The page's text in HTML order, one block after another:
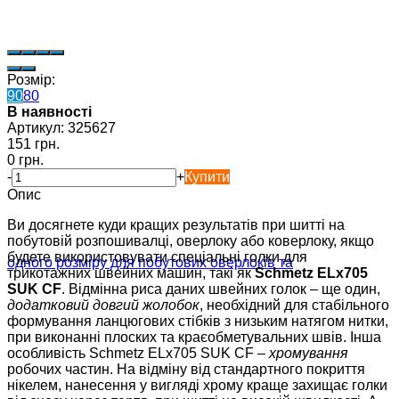
Розмір:
9080
В наявності
Артикул: 325627
151 грн.
0 грн.
-
+Купити
Опис
Ви досягнете куди кращих результатів при шитті на
побутовій розпошивалці, оверлоку або коверлоку, якщо
будете використовувати спеціальні голки для
трикотажних швейних машин, такі якSchmetz ELx705
SUK CF. Відмінна риса даних швейних голок – ще один,
додатковий довгий жолобок, необхідний для стабільного
формування ланцюгових стібків з низьким натягом нитки,
при виконанні плоских та краєобметувальних швів. Інша
особливість Schmetz ELx705 SUK CF – хромування
робочих частин. На відміну від стандартного покриття
нікелем, нанесення у вигляді хрому краще захищає голки